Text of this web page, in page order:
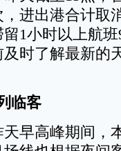
进出港合计取
1小时以上航
时了解最新的
临客
早高峰期间，